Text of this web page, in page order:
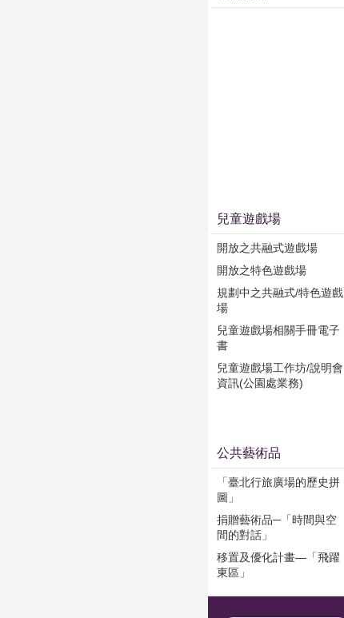
兒童遊戲場
開放之共融式遊戲場
開放之特色遊戲場
規劃中之共融式/特色遊戲
場
兒童遊戲場相關手冊電子
書
兒童遊戲場工作坊/說明會
資訊(公園處業務)
公共藝術品
「臺北行旅廣場的歷史拼
圖」
捐贈藝術品─「時間與空
間的對話」
移置及優化計畫—「飛躍
東區」